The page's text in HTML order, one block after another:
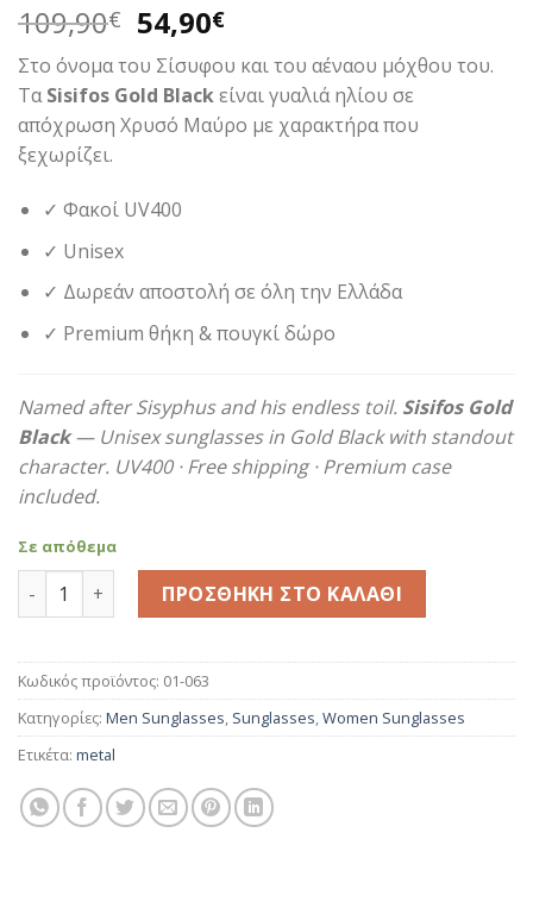
109,90€ Original
price
was:
109,90€.
54,90€Η
τρέχουσα
τιμή
είναι:
54,90€.
Στο όνομα του Σίσυφου και του αέναου μόχθου του.
ΤαSisifos Gold Blackείναι γυαλιά ηλίου σε
απόχρωση Χρυσό Μαύρο με χαρακτήρα που
ξεχωρίζει.
✓ Φακοί UV400
✓ Unisex
✓ Δωρεάν αποστολή σε όλη την Ελλάδα
✓ Premium θήκη & πουγκί δώρο
Named after Sisyphus and his endless toil. Sisifos Gold
Black— Unisex sunglasses in Gold Black with standout
character. UV400 · Free shipping · Premium case
included.
Σε απόθεμα
Sisifos Gold Black ποσότηταΠΡΟΣΘΉΚΗ ΣΤΟ ΚΑΛΆΘΙ
Κωδικός προϊόντος: 01-063
Κατηγορίες: Men Sunglasses, Sunglasses,Women Sunglasses
Ετικέτα: metal